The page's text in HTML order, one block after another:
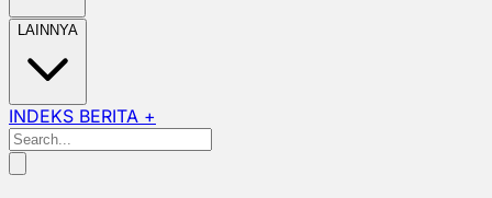
LAINNYA
INDEKS BERITA +